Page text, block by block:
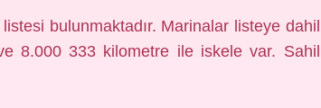
bulunmaktadır. Marinalar listeye dahil
8.000 333 kilometre ile iskele var. Sahil